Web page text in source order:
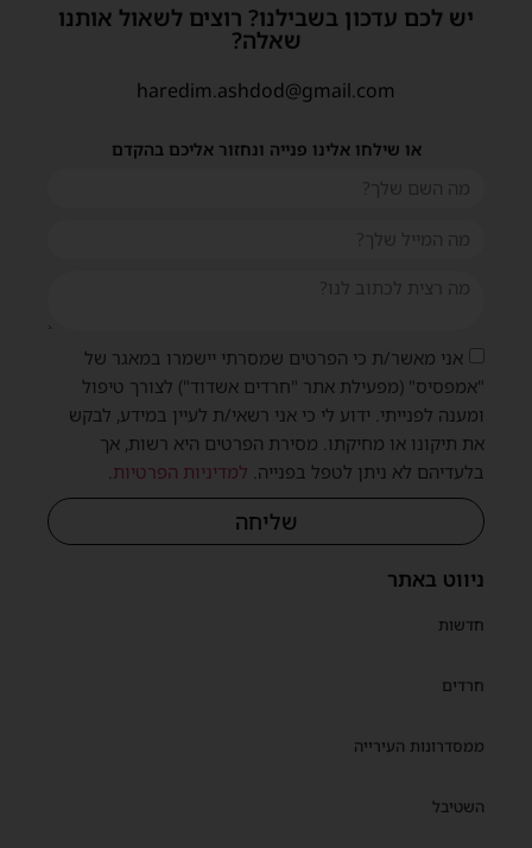
ניווט באתר
חדשות
חרדים
ממסדרונות העירייה
השטיבל
יש לכם עדכון בשבילנו? רוצים לשאול אותנו
שאלה?
haredim.ashdod@gmail.com
או שילחו אלינו פנייה ונחזור אליכם בהקדם
אני מאשר/ת כי הפרטים שמסרתי יישמרו במאגר של
"אמפסיס" (מפעילת אתר "חרדים אשדוד") לצורך טיפול
ומענה לפנייתי. ידוע לי כי אני רשאי/ת לעיין במידע, לבקש
את תיקונו או מחיקתו. מסירת הפרטים היא רשות, אך
בלעדיהם לא ניתן לטפל בפנייה. למדיניות הפרטיות.
שליחה